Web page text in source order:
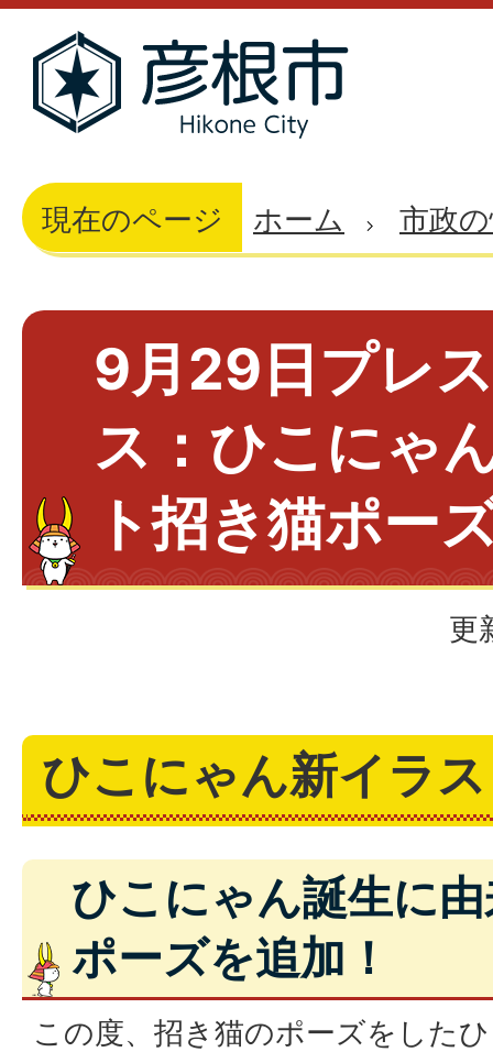
現在のページ ホーム 市政
9月29日プレ
ス：ひこにゃ
ト招き猫ポー
更
ひこにゃん新イラ
ひこにゃん誕生に
ポーズを追加！
この度、招き猫のポーズをした